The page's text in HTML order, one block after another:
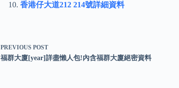
香港仔大道212 214號詳細資料
PREVIOUS POST
福群大廈[year]詳盡懶人包!內含福群大廈絕密資料